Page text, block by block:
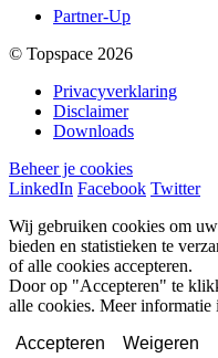
Partner-Up
© Topspace 2026
Privacyverklaring
Disclaimer
Downloads
Beheer je cookies
LinkedIn Facebook Twitter
Wij gebruiken cookies om
bieden en statistieken te
of alle cookies accepteren.
Door op "Accepteren" te
alle cookies. Meer informatie
Accepteren
Weigeren